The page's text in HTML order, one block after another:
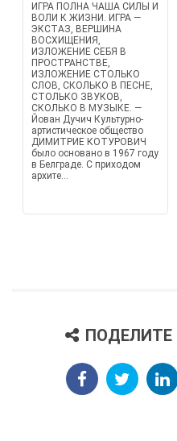
ИГРА ПОЛНА ЧАША СИЛЫ И
ВОЛИ К ЖИЗНИ. ИГРА —
ЭКСТАЗ, ВЕРШИНА
ВОСХИЩЕНИЯ,
ИЗЛОЖЕНИЕ СЕБЯ В
ПРОСТРАНСТВЕ,
ИЗЛОЖЕНИЕ СТОЛЬКО
СЛОВ, СКОЛЬКО В ПЕСНЕ,
СТОЛЬКО ЗВУКОВ,
СКОЛЬКО В МУЗЫКЕ. —
Йован Дучич Культурно-
артистическое общество
ДИМИТРИЕ КОТУРОВИЧ
было основано в 1967 году
в Белграде. С приходом
архите...